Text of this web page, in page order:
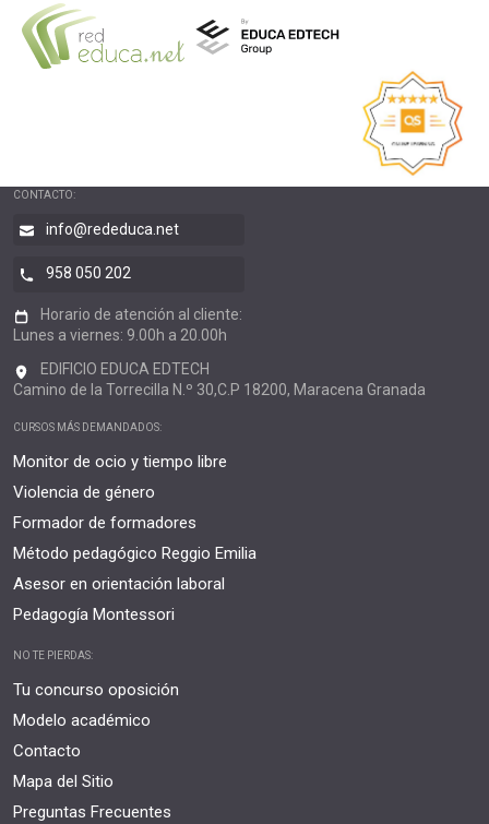
CONTACTO:
info@rededuca.net
958 050 202
Horario de atención al cliente:
Lunes a viernes: 9.00h a 20.00h
EDIFICIO EDUCA EDTECH
Camino de la Torrecilla N.º 30,C.P 18200, Maracena Granada
CURSOS MÁS DEMANDADOS:
Monitor de ocio y tiempo libre
Violencia de género
Formador de formadores
Método pedagógico Reggio Emilia
Asesor en orientación laboral
Pedagogía Montessori
NO TE PIERDAS:
Tu concurso oposición
Modelo académico
Contacto
Mapa del Sitio
Preguntas Frecuentes